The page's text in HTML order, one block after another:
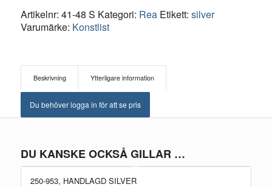
Artikelnr: 41-48 S Kategori: Rea Etikett: silver
Varumärke: Konstlist
Beskrivning Ytterligare information
Du behöver logga in för att se pris
DU KANSKE OCKSÅ GILLAR …
250-953, HANDLAGD SILVER